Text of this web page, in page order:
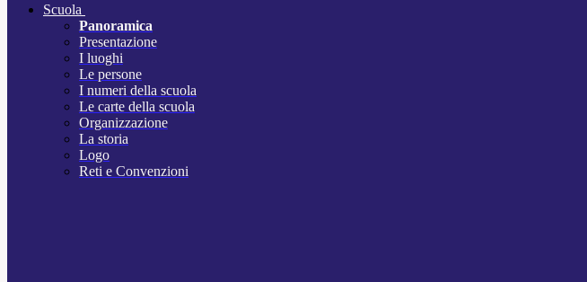
Scuola
Panoramica
Presentazione
I luoghi
Le persone
I numeri della scuola
Le carte della scuola
Organizzazione
La storia
Logo
Reti e Convenzioni